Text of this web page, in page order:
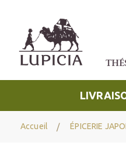
Accueil ÉPICERIE